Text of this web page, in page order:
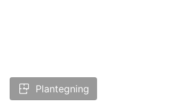
Plantegning